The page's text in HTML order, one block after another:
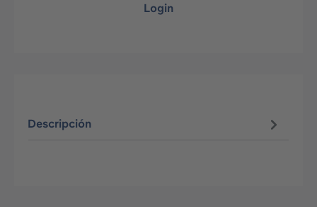
Login
Descripción